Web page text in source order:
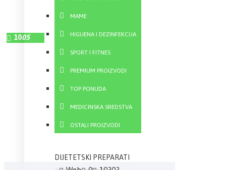
MAME
HIGIJENA I DEZINFEKCIJA
SPORT I FITNES
PREMIUM PROIZVODI
TOP PONUDA
MEDICINSKA SREDSTVA
OSTALI PROIZVODI
DIJETETSKI PREPARATI
1005